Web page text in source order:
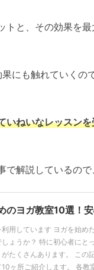
と、その効果を
にも触れていくの
いねいなレッスン
で解説しているの
のヨガ教室10選！
用しています ヨガを始め
ょうか？ 特に初心者にと
たくさんあります。 この
ヶ所ご紹介します。 各教